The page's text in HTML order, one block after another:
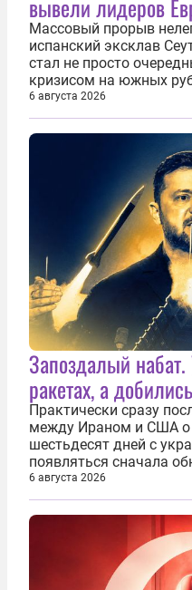
вывели лидеров
Массовый прорыв
испанский эксклав
стал не просто
кризисом на южных
фундаментальный
продемонстрировав,
выстраивавшаяся
6 августа 2026
Запоздалый
ракетах, а
Практически сразу
между Ираном и США о
шестьдесят дней с
появляться сначала
вовсе бравурные
в войне. Вероятно, в
киевского режима и
6 августа 2026